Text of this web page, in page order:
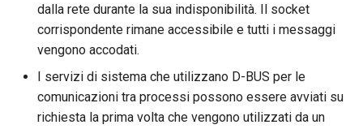
dalla rete durante la sua indisponibilità. Il socket
corrispondente rimane accessibile e tutti i messaggi
vengono accodati.
I servizi di sistema che utilizzano D-BUS per le
comunicazioni tra processi possono essere avviati su
richiesta la prima volta che vengono utilizzati da un